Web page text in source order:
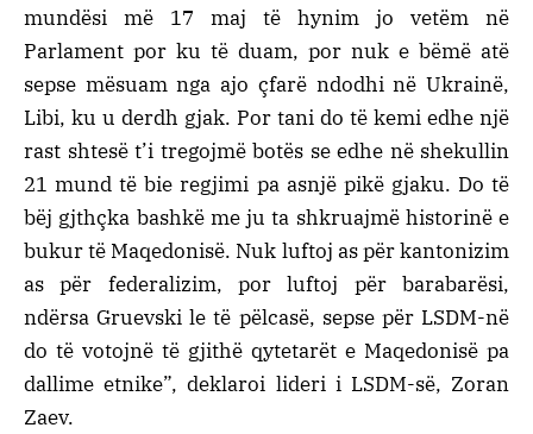
mundësi më 17 maj të hynim jo vetëm në
Parlament por ku të duam, por nuk e bëmë atë
sepse mësuam nga ajo çfarë ndodhi në Ukrainë,
Libi, ku u derdh gjak. Por tani do të kemi edhe një
rast shtesë t’i tregojmë botës se edhe në shekullin
21 mund të bie regjimi pa asnjë pikë gjaku. Do të
bëj gjthçka bashkë me ju ta shkruajmë historinë e
bukur të Maqedonisë. Nuk luftoj as për kantonizim
as për federalizim, por luftoj për barabarësi,
ndërsa Gruevski le të pëlcasë, sepse për LSDM-në
do të votojnë të gjithë qytetarët e Maqedonisë pa
dallime etnike”, deklaroi lideri i LSDM-së, Zoran
Zaev.